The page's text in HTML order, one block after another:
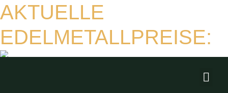
AKTUELLE
EDELMETALLPREISE: